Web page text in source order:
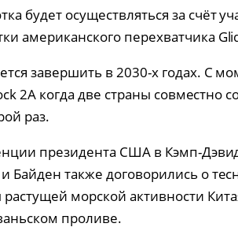
будет осуществляться за счёт
американского перехватчика
завершить в 2030-х годах. С
2A когда две страны совместно
раз.
президента США в Кэмп-
Байден также договорились о
морской активности
проливе.